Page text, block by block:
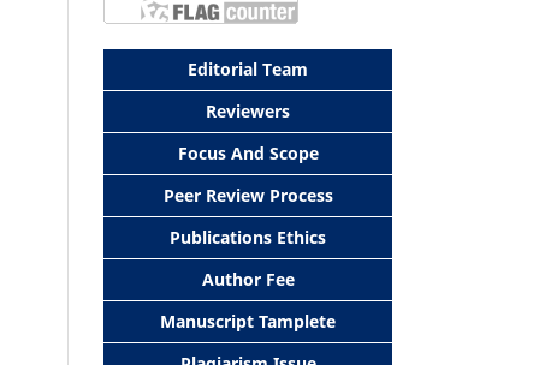
Editorial Team
Reviewers
Focus And Scope
Peer Review Process
Publications Ethics
Author Fee
Manuscript Tamplete